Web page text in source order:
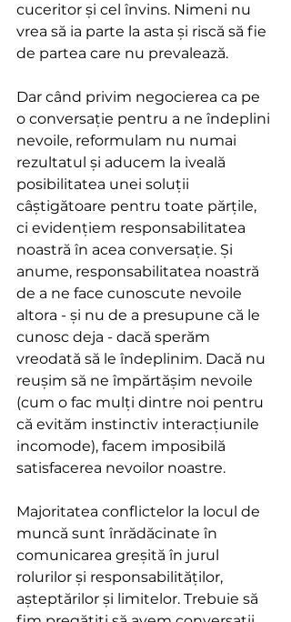
cuceritor și cel învins. Nimeni nu
vrea să ia parte la asta și riscă să fie
de partea care nu prevalează.
Dar când privim negocierea ca pe
o conversație pentru a ne îndeplini
nevoile, reformulam nu numai
rezultatul și aducem la iveală
posibilitatea unei soluții
câștigătoare pentru toate părțile,
ci evidențiem responsabilitatea
noastră în acea conversație. Și
anume, responsabilitatea noastră
de a ne face cunoscute nevoile
altora - și nu de a presupune că le
cunosc deja - dacă sperăm
vreodată să le îndeplinim. Dacă nu
reușim să ne împărtășim nevoile
(cum o fac mulți dintre noi pentru
că evităm instinctiv interacțiunile
incomode), facem imposibilă
satisfacerea nevoilor noastre.
Majoritatea conflictelor la locul de
muncă sunt înrădăcinate în
comunicarea greșită în jurul
rolurilor și responsabilităților,
așteptărilor și limitelor. Trebuie să